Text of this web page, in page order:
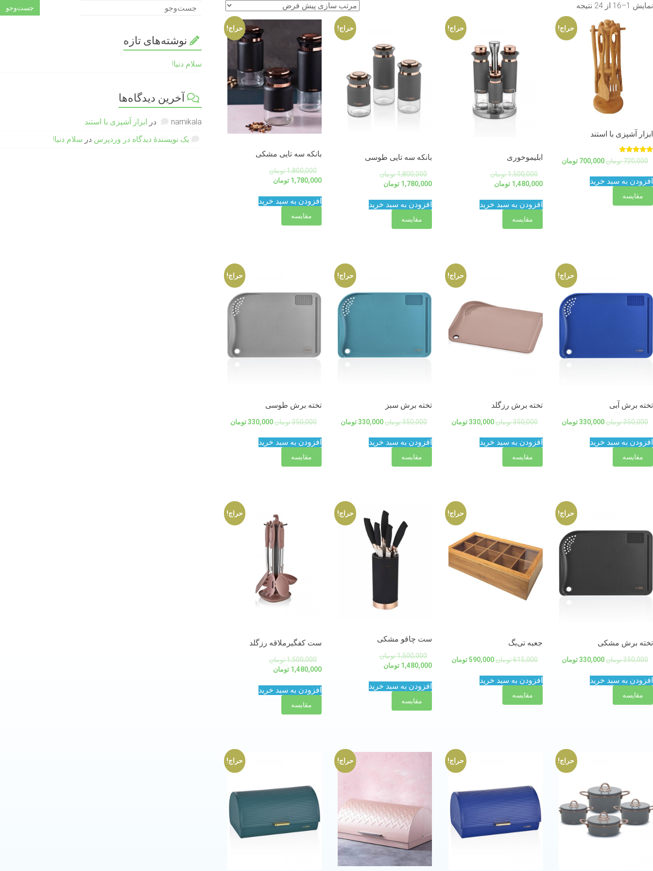
نمایش 1–16 از 24 نتیجه
حراج!
ابزار آشپزی با استند
نمره
5.00
720,000تومان700,000 تومان
افزودن به سبد خرید
مقایسه
حراج!
ابلیموخوری
1,500,000تومان
1,480,000 تومان
افزودن به سبد خرید
مقایسه
حراج!
بانکه سه تایی طوسی
1,800,000تومان
1,780,000 تومان
افزودن به سبد خرید
مقایسه
حراج!
بانکه سه تایی مشکی
1,800,000تومان
1,780,000 تومان
افزودن به سبد خرید
مقایسه
حراج!
تخته برش آبی
350,000تومان330,000تومان
افزودن به سبد خرید
مقایسه
حراج!
تخته برش رزگلد
350,000تومان330,000 تومان
افزودن به سبد خرید
مقایسه
حراج!
تخته برش سبز
350,000تومان 330,000 تومان
افزودن به سبد خرید
مقایسه
حراج!
تخته برش طوسی
350,000تومان330,000تومان
افزودن به سبد خرید
مقایسه
حراج!
تخته برش مشکی
350,000تومان330,000تومان
افزودن به سبد خرید
مقایسه
حراج!
جعبه تی‌بگ
615,000تومان590,000 تومان
افزودن به سبد خرید
مقایسه
حراج!
ست چاقو مشکی
1,500,000تومان
1,480,000 تومان
افزودن به سبد خرید
مقایسه
حراج!
ست کفگیرملاقه رزگلد
1,500,000تومان
1,480,000 تومان
افزودن به سبد خرید
مقایسه
حراج! حراج! حراج! حراج!
نوشته‌های تازه
سلام دنیا!
آخرین دیدگاه‌ها
namikala در ابزار آشپزی با استند
یک نویسندهٔ دیدگاه در وردپرس در سلام دنیا!